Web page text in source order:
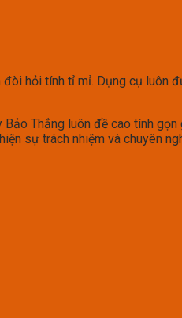
hỏi tính tỉ mỉ. Dụng cụ luôn
Thắng luôn đề cao tính
sự trách nhiệm và chuyên